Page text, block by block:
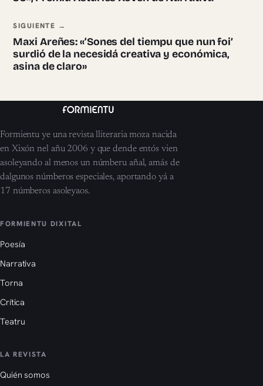
SIGUIENTE →
Maxi Areñes: «‘Sones del tiempu que nun foi’
surdió de la necesidá creativa y económica,
asina de claro»
Formientu ye una revista lliteraria moza nacida
en Xixón nel añu 2006 y que dende entós vien
asoleyando al menos un númberu añal, amás de
dalgunos númberos especiales, aportando yá a
17 númberos asoleyaos.
FORMIENTU DIXITAL
Poesía
Narrativa
Torna
Crítica
Teatru
LA REVISTA
Quién somos